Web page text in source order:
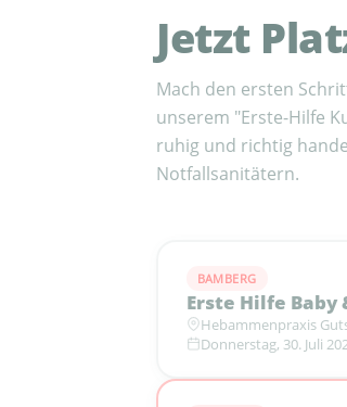
Jetzt
Mach den ersten
unserem "Erste-Hilfe
ruhig und richtig
Notfallsanitätern.
BAMBERG
Erste Hilfe Baby
Hebammenpraxis
Donnerstag, 30. Juli